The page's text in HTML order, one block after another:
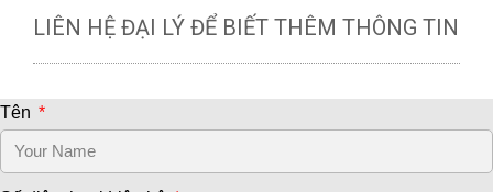
LIÊN HỆ ĐẠI LÝ ĐỂ BIẾT THÊM THÔNG TIN
Tên